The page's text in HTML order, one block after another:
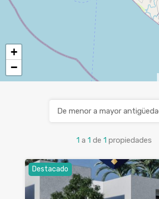
+
−
1 a 1 de 1 propiedades
De menor a mayor
Destacado